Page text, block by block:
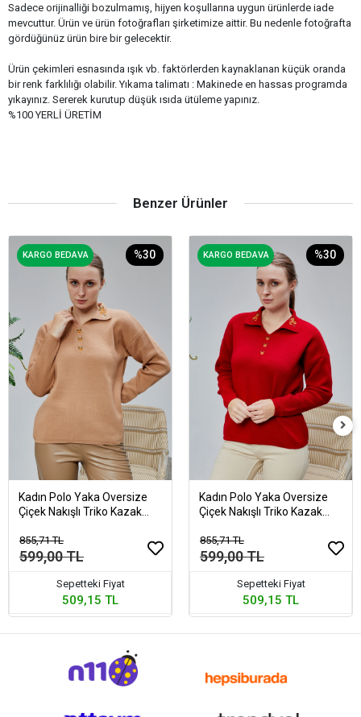
Sadece orijinalliği bozulmamış, hijyen koşullarına uygun ürünlerde iade
mevcuttur. Ürün ve ürün fotoğrafları şirketimize aittir. Bu nedenle fotoğrafta
gördüğünüz ürün bire bir gelecektir.
Ürün çekimleri esnasında ışık vb. faktörlerden kaynaklanan küçük oranda
bir renk farklılığı olabilir. Yıkama talimatı : Makinede en hassas programda
yıkayınız. Sererek kurutup düşük ısıda ütüleme yapınız.
%100 YERLİ ÜRETİM
Benzer Ürünler
KARGO BEDAVA %30
Kadın Polo Yaka Oversize
Çiçek Nakışlı Triko Kazak
855,71 TL
599,00 TL
Sepetteki Fiyat
509,15 TL
KARGO BEDAVA %30
Kadın Polo Yaka Oversize
Çiçek Nakışlı Triko Kazak
855,71 TL
599,00 TL
Sepetteki Fiyat
509,15 TL